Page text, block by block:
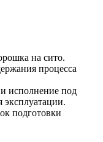
на сито.
процесса
исполнение под
подготовки